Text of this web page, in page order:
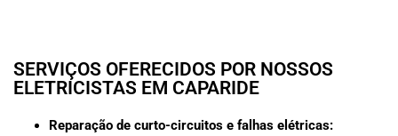
SERVIÇOS OFERECIDOS POR NOSSOS
ELETRICISTAS EM CAPARIDE
Reparação de curto-circuitos e falhas elétricas: